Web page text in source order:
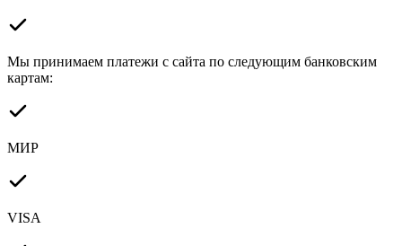
Мы принимаем платежи с сайта по следующим банковским
картам:
МИР
VISA